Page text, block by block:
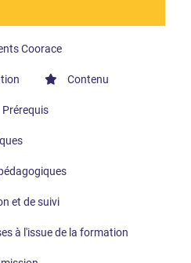
Coorace
Contenu
Prérequis
et de suivi
à l'issue de la formation